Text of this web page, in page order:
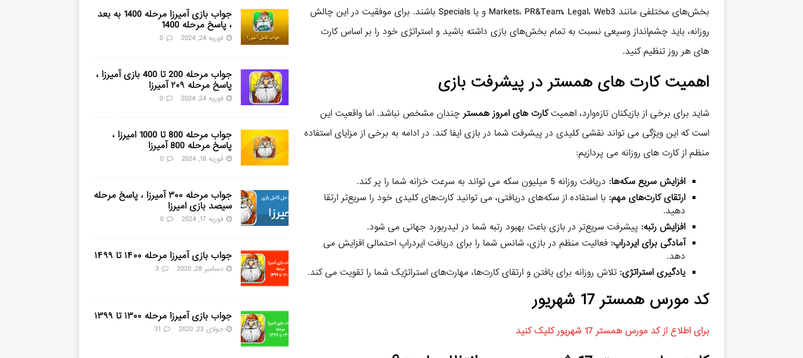
بخش‌های مختلفی مانند Markets، PR&Team، Legal، Web3 و یا Specials باشند. برای موفقیت در این چالش
روزانه، باید چشم‌انداز وسیعی نسبت به تمام بخش‌های بازی داشته باشید و استراتژی خود را بر اساس کارت
های هر روز تنظیم کنید.
اهمیت کارت های همستر در پیشرفت بازی
شاید برای برخی از بازیکنان تازه‌وارد، اهمیتکارت های امروز همستر چندان مشخص نباشد. اما واقعیت این
است که این ویژگی می تواند نقشی کلیدی در پیشرفت شما در بازی ایفا کند. در ادامه به برخی از مزایای استفاده
منظم از کارت های روزانه می پردازیم:
افزایش سریع سکه‌ها: دریافت روزانه 5 میلیون سکه می تواند به سرعت خزانه شما را پر کند.
ارتقای کارت‌های مهم: با استفاده از سکه‌های دریافتی، می توانید کارت‌های کلیدی خود را سریع‌تر ارتقا
دهید.
افزایش رتبه: پیشرفت سریع‌تر در بازی باعث بهبود رتبه شما در لیدربورد جهانی می شود.
آمادگی برای ایردراپ: فعالیت منظم در بازی، شانس شما را برای دریافت ایردراپ احتمالی افزایش می
دهد.
یادگیری استراتژی: تلاش روزانه برای یافتن و ارتقای کارت‌ها، مهارت‌های استراتژیک شما را تقویت می کند.
کد مورس همستر 17 شهریور
برای اطلاع از کد مورس همستر 17 شهریور کلیک کنید
جواب بازی آمیرزا مرحله 1400 به بعد
، پاسخ مرحله 1400
فوریه 24, 2024 0
جواب مرحله 200 تا 400 بازی آمیرزا ،
پاسخ مرحله ۲۰۹ آمیرزا
فوریه 24, 2024 0
جواب مرحله 800 تا 1000 امیرزا ،
پاسخ مرحله 800 آمیرزا
فوریه 18, 2024 0
جواب مرحله ۳۰۰ آمیرزا ، پاسخ مرحله
سیصد بازی امیرزا
فوریه 17, 2024 0
جواب بازی آمیرزا مرحله ۱۴۰۰ تا ۱۴۹۹
دسامبر 28, 2020 3
جواب بازی آمیرزا مرحله ۱۳۰۰ تا ۱۳۹۹
جولای 23, 2020 31